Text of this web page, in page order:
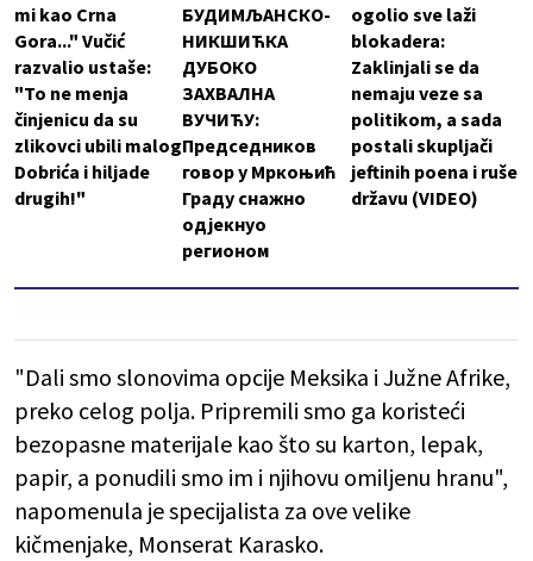
mi kao Crna
Gora..." Vučić
razvalio ustaše:
"To ne menja
činjenicu da su
zlikovci ubili malog
Dobrića i hiljade
drugih!"
БУДИМЉАНСКО-
НИКШИЋКА
ДУБОКО
ЗАХВАЛНА
ВУЧИЋУ:
Председников
говор у Мркоњић
Граду снажно
одјекнуо
регионом
ogolio sve laži
blokadera:
Zaklinjali se da
nemaju veze sa
politikom, a sada
postali skupljači
jeftinih poena i ruše
državu (VIDEO)
"Dali smo slonovima opcije Meksika i Južne Afrike,
preko celog polja. Pripremili smo ga koristeći
bezopasne materijale kao što su karton, lepak,
papir, a ponudili smo im i njihovu omiljenu hranu",
napomenula je specijalista za ove velike
kičmenjake, Monserat Karasko.